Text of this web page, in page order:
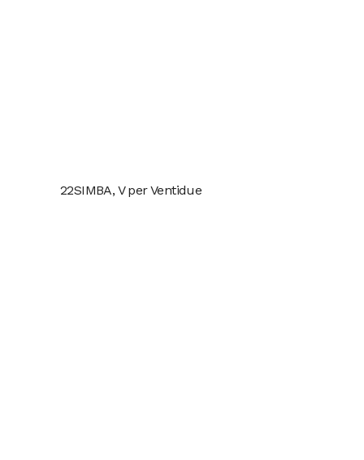
22SIMBA, V per Ventidue